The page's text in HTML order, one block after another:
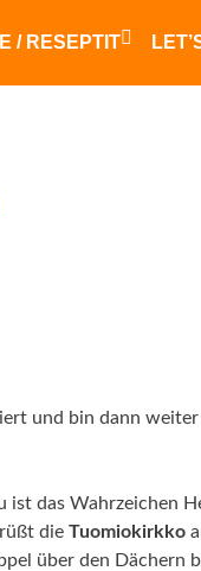
/ RESEPTIT
und bin dann
ist das Wahrzeichen
die Tuomiokirkko
über den Dächern